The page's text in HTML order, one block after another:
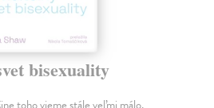
bisexuality